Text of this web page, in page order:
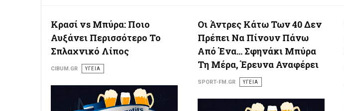
Κρασί vs Μπύρα: Ποιο
Αυξάνει Περισσότερο Το
Σπλαχνικό Λίπος
CIBUM.GR ΥΓΕΙΑ
Οι Άντρες Κάτω Των 40 Δεν
Πρέπει Να Πίνουν Πάνω
Από Ένα... Σφηνάκι Μπύρα
Τη Μέρα, Έρευνα Αναφέρει
SPORT-FM.GR ΥΓΕΙΑ